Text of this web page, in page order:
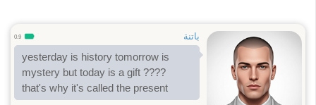
باتنة 0.9
yesterday is history tomorrow is
mystery but today is a gift ????
that's why it's called the present